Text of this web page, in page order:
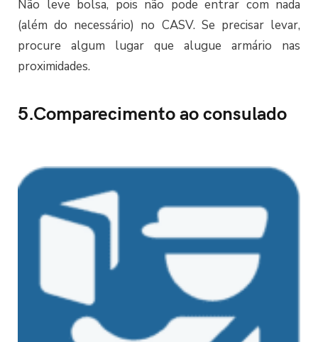
Não leve bolsa, pois não pode entrar com nada
(além do necessário) no CASV. Se precisar levar,
procure algum lugar que alugue armário nas
proximidades.
5.Comparecimento ao consulado